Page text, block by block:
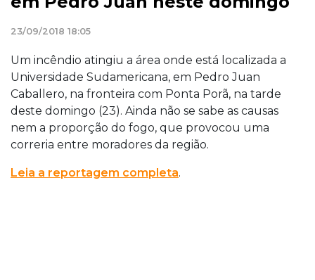
23/09/2018 18:05
Um incêndio atingiu a área onde está localizada a
Universidade Sudamericana, em Pedro Juan
Caballero, na fronteira com Ponta Porã, na tarde
deste domingo (23). Ainda não se sabe as causas
nem a proporção do fogo, que provocou uma
correria entre moradores da região.
Leia a reportagem completa.